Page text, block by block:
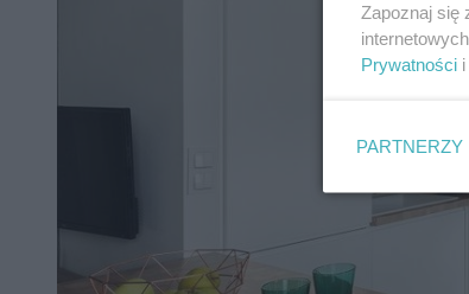
Zapoznaj się
Prywatności i
PARTNERZY